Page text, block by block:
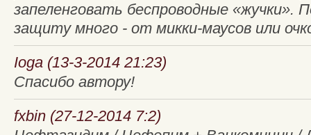
запеленговать беспроводные «жучки».
защиту много - от микки-маусов или
Ioga (13-3-2014 21:23)
Спасибо автору!
fxbin (27-12-2014 7:2)